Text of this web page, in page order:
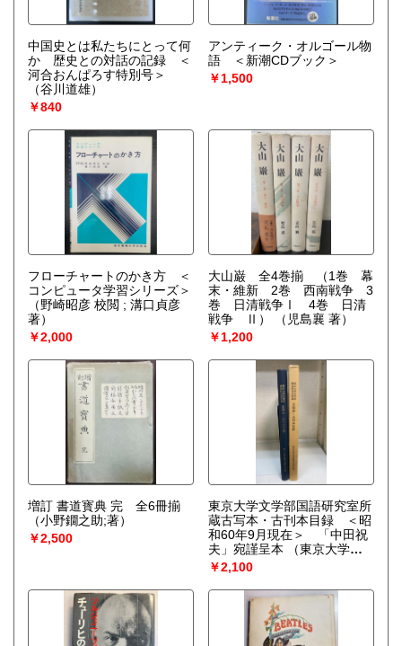
中国史とは私たちにとって何
か 歴史との対話の記録 ＜
河合おんぱろす特別号＞
（谷川道雄）
￥840
アンティーク・オルゴール物
語 ＜新潮CDブック＞
￥1,500
フローチャートのかき方 ＜
コンピュータ学習シリーズ＞
（野崎昭彦 校閲 ; 溝口貞彦
著）
￥2,000
大山巌 全4巻揃 （1巻 幕
末・維新 2巻 西南戦争 3
巻 日清戦争Ⅰ 4巻 日清
戦争 Ⅱ）
（児島襄 著）
￥1,200
増訂 書道寳典 完 全6冊揃
（小野鐗之助;著）
￥2,500
東京大学文学部国語研究室所
蔵古写本・古刊本目録 ＜昭
和60年9月現在＞ 「中田祝
夫」宛謹呈本
（東京大学文
学部国語研究室 編）
￥2,100